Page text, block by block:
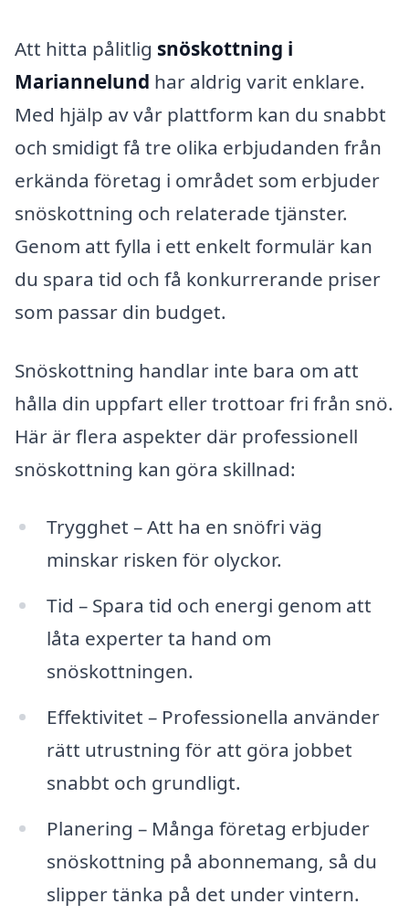
Att hitta pålitlig snöskottning i
Mariannelund har aldrig varit enklare.
Med hjälp av vår plattform kan du snabbt
och smidigt få tre olika erbjudanden från
erkända företag i området som erbjuder
snöskottning och relaterade tjänster.
Genom att fylla i ett enkelt formulär kan
du spara tid och få konkurrerande priser
som passar din budget.
Snöskottning handlar inte bara om att
hålla din uppfart eller trottoar fri från snö.
Här är flera aspekter där professionell
snöskottning kan göra skillnad:
Trygghet – Att ha en snöfri väg
minskar risken för olyckor.
Tid – Spara tid och energi genom att
låta experter ta hand om
snöskottningen.
Effektivitet – Professionella använder
rätt utrustning för att göra jobbet
snabbt och grundligt.
Planering – Många företag erbjuder
snöskottning på abonnemang, så du
slipper tänka på det under vintern.